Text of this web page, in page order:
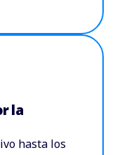
la
hasta los